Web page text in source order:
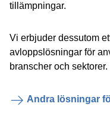
tillämpningar.
Vi erbjuder dessutom
avloppslösningar för
branscher och sektorer.
Andra lösningar